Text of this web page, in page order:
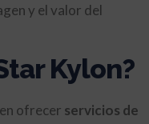
y el valor del
Kylon?
ofrecer servicios de